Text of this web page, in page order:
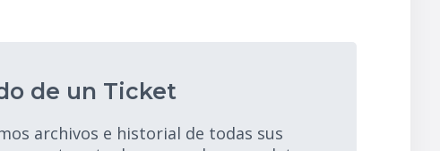
de un Ticket
archivos e historial de todas sus